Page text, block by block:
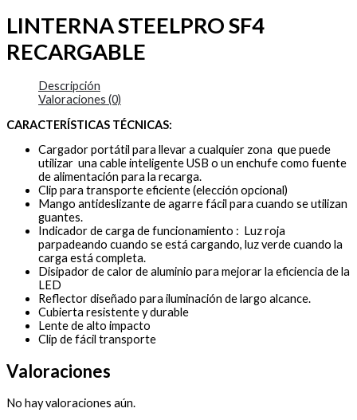
LINTERNA STEELPRO SF4
RECARGABLE
Descripción
Valoraciones (0)
CARACTERÍSTICAS TÉCNICAS:
Cargador portátil para llevar a cualquier zona que puede
utilizar una cable inteligente USB o un enchufe como fuente
de alimentación para la recarga.
Clip para transporte eficiente (elección opcional)
Mango antideslizante de agarre fácil para cuando se utilizan
guantes.
Indicador de carga de funcionamiento : Luz roja
parpadeando cuando se está cargando, luz verde cuando la
carga está completa.
Disipador de calor de aluminio para mejorar la eficiencia de la
LED
Reflector diseñado para iluminación de largo alcance.
Cubierta resistente y durable
Lente de alto impacto
Clip de fácil transporte
Valoraciones
No hay valoraciones aún.